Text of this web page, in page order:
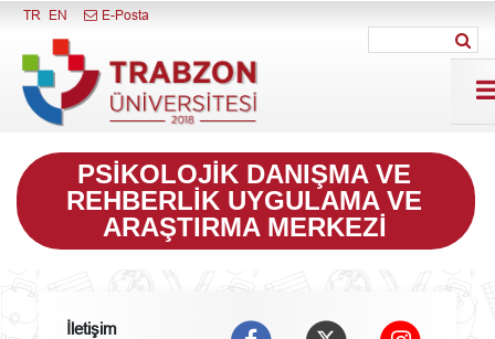
Menüyü Kapat
TR EN E-Posta
PSIKOLOJIK DANIŞMA VE
REHBERLIK UYGULAMA VE
ARAŞTIRMA MERKEZI
İletişim